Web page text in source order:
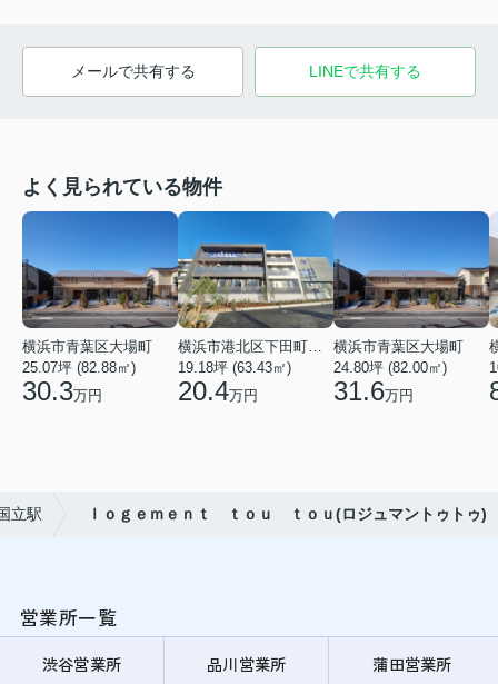
メールで共有する LINEで共有する
よく見られている物件
横浜市青葉区大場町
25.07坪 (82.88㎡)
30.3万円
19.18坪 (63.43㎡)
20.4万円
横浜市青葉区大場町
24.80坪 (82.00㎡)
31.6万円
立駅 ｌｏｇｅｍｅｎｔ ｔｏｕ ｔｏｕ(ロジュマントゥトゥ)
営業所一覧
渋谷営業所 品川営業所 蒲田営業所